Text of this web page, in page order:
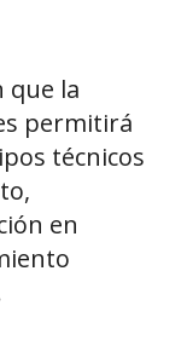
que la
permitirá
técnicos
en